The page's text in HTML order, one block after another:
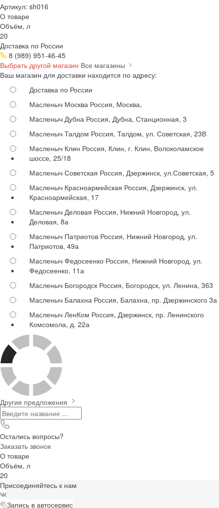
Артикул: sh016
О товаре
Объём, л
20
Доставка по России
8 (989) 951-46-45
Выбрать другой магазин Все магазины
Ваш магазин для доставки находится по адресу:
Доставка по России
Масленыч Москва Россия, Москва,
Масленыч Дубна Россия, Дубна, Станционная, 3
Масленыч Талдом Россия, Талдом, ул. Советская, 23В
Масленыч Клин Россия, Клин, г. Клин, Волоколамское
шоссе, 25/18
Масленыч Советская Россия, Дзержинск, ул.Советская, 5
Масленыч Красноармейская Россия, Дзержинск, ул.
Красноармейская, 17
Масленыч Деловая Россия, Нижний Новгород, ул.
Деловая, 8а
Масленыч Патриотов Россия, Нижний Новгород, ул.
Патриотов, 49а
Масленыч Федосеенко Россия, Нижний Новгород, ул.
Федосеенко, 11а
Масленыч Богородск Россия, Богородск, ул. Ленина, 363
Масленыч Балахна Россия, Балахна, пр. Дзержинского 3а
Масленыч ЛенКом Россия, Дзержинск, пр. Ленинского
Комсомола, д. 22а
Другие предложения
Остались вопросы?
Заказать звонок
О товаре
Объём, л
20
Присоединяйтесь к нам
Запись в автосервис